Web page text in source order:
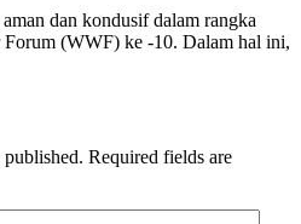
dan kondusif dalam rangka
Forum (WWF) ke -10. Dalam hal ini,
Required fields are